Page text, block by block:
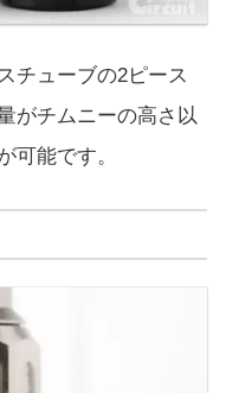
チューブの2ピース
がチムニーの高さ以
可能です。